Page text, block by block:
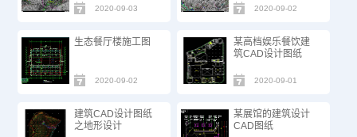
2020-09-03 2020-09-02
生态餐厅楼施工图
2020-09-02
某高档娱乐餐饮建
筑CAD设计图纸
2020-09-01
建筑CAD设计图纸
之地形设计
某展馆的建筑设计
CAD图纸